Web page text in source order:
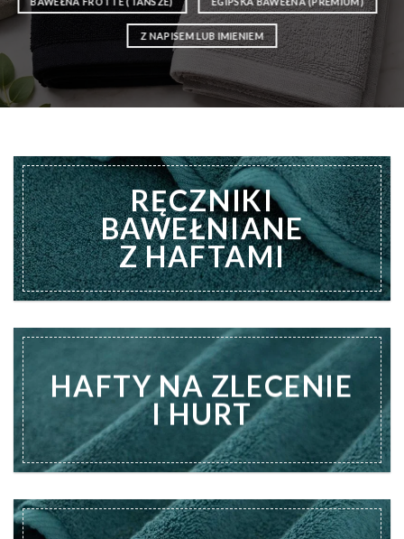
Z NAPISEM LUB IMIENIEM
RĘCZNIKI
BAWEŁNIANE
Z HAFTAMI
HAFTY NA ZLECENIE
I HURT